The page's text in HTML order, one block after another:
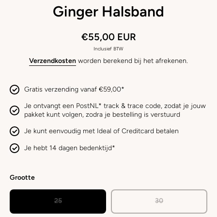
Ginger Halsband
€55,00 EUR
Inclusief BTW
Verzendkosten worden berekend bij het afrekenen.
Gratis verzending vanaf €59,00*
Je ontvangt een PostNL* track & trace code, zodat je jouw
pakket kunt volgen, zodra je bestelling is verstuurd
Je kunt eenvoudig met Ideal of Creditcard betalen
Je hebt 14 dagen bedenktijd*
Grootte
25 30